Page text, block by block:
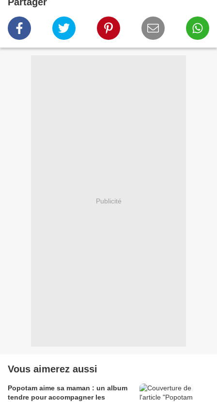
Publicité
Vous aimerez aussi
Popotam aime sa maman : un album
tendre pour accompagner les